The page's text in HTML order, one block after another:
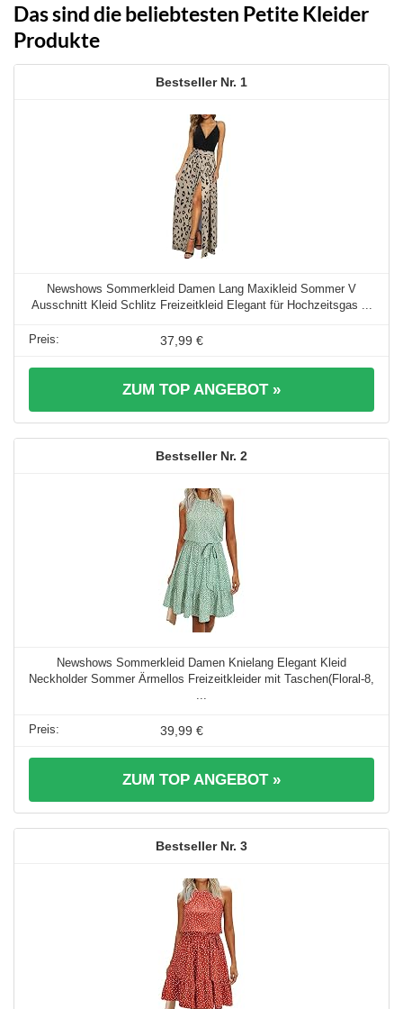
Das sind die beliebtesten Petite Kleider
Produkte
1
Newshows Sommerkleid Damen Lang Maxikleid Sommer V
Ausschnitt Kleid Schlitz Freizeitkleid Elegant für Hochzeitsgas ...
37,99 €
ZUM TOP ANGEBOT »
2
Newshows Sommerkleid Damen Knielang Elegant Kleid
Neckholder Sommer Ärmellos Freizeitkleider mit Taschen(Floral-8,
39,99 €
ZUM TOP ANGEBOT »
3